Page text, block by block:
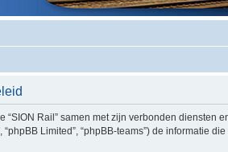
Rail” samen met zijn verbonden diensten en
“phpBB Limited”, “phpBB-teams”) de informatie